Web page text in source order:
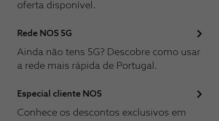
oferta disponível.
Rede NOS 5G
Ainda não tens 5G? Descobre como usar
a rede mais rápida de Portugal.
Especial cliente NOS
Conhece os descontos exclusivos em